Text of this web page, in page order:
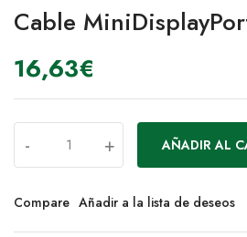
Cable
16,63€
- + AÑADIR AL
Compare Añadir a la lista de deseos